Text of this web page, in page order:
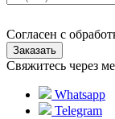
Согласен с
Свяжитесь через
Whatsapp
Telegram